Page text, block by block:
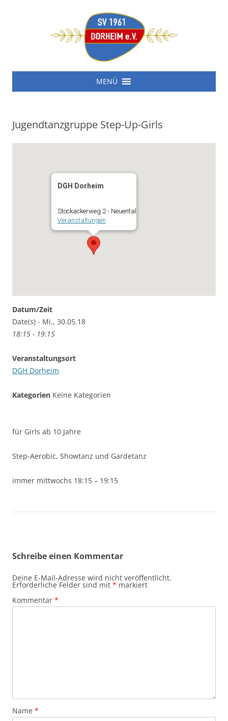
SV 1961 Dorheim e.V.
Zum
MENÜ
Jugendtanzgruppe Step-Up-Girls
DGH Dorheim
Stockackerweg 2 - Neuental
Veranstaltungen
Datum/Zeit
Date(s) - Mi., 30.05.18
18:15 - 19:15
Veranstaltungsort
DGH Dorheim
Kategorien Keine Kategorien
für Girls ab 10 Jahre
Step-Aerobic, Showtanz und Gardetanz
immer mittwochs 18:15 – 19:15
Schreibe einen Kommentar
Deine E-Mail-Adresse wird nicht veröffentlicht.
Erforderliche Felder sind mit * markiert
Kommentar *
Name *